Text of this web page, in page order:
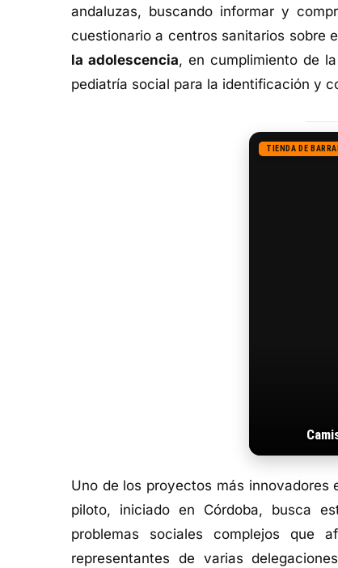
andaluzas, buscando informar y
cuestionario a centros sanitarios sobre
la adolescencia, en cumplimiento de
pediatría social para la identificación y
TIENDA DE
Uno de los proyectos más innovadores
piloto, iniciado en Córdoba, busca
problemas sociales complejos que
representantes de varias